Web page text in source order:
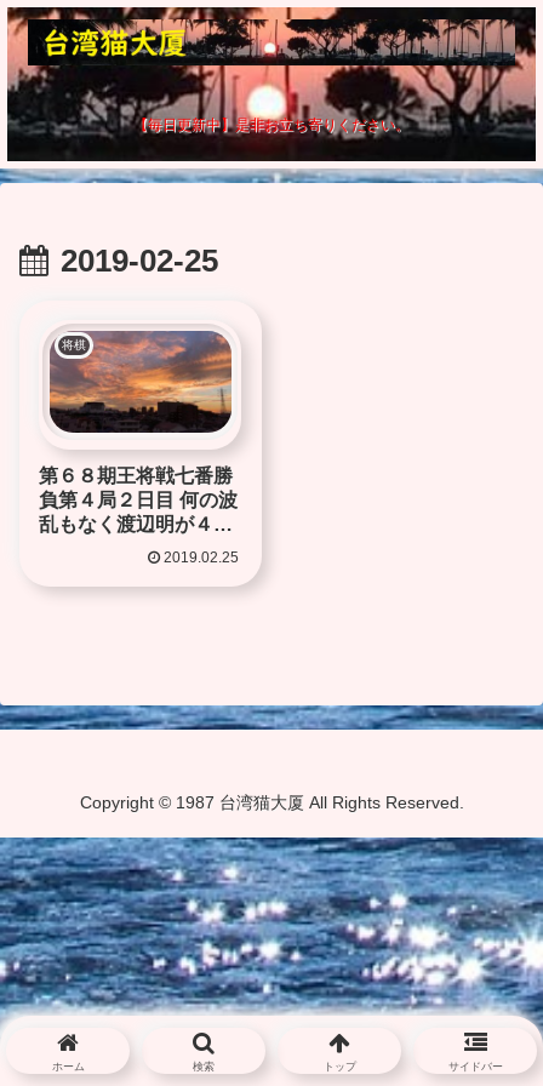
【毎日更新中】是非お立ち寄りください。
2019-02-25
将棋
第６８期王将戦七番勝
負第４局２日目 何の波
乱もなく渡辺明が４連
勝で王将位奪取2019.02.25
Copyright © 1987 台湾猫大厦 All Rights Reserved.
ホーム 検索 トップ サイドバー